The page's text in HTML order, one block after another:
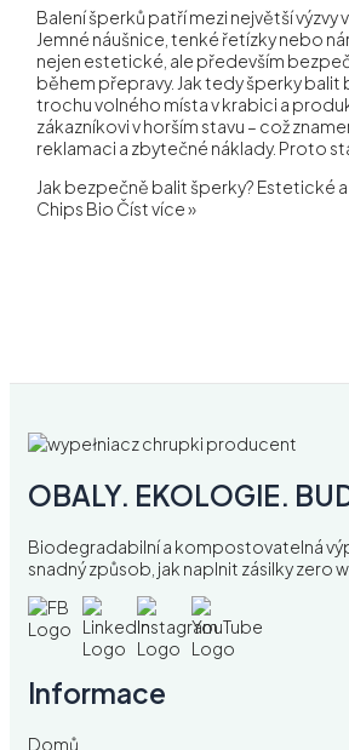
Balení šperků patří mezi největší výzvy
Jemné náušnice, tenké řetízky nebo
nejen estetické, ale především
během přepravy. Jak tedy šperky balit
trochu volného místa v krabici a
zákazníkovi v horším stavu – což
reklamaci a zbytečné náklady. Proto
Jak bezpečně balit šperky? Estetické
Chips Bio Číst více »
OBALY. EKOLOGIE.
Biodegradabilní a kompostovatelná
snadný způsob, jak naplnit zásilky zero
Informace
Domů